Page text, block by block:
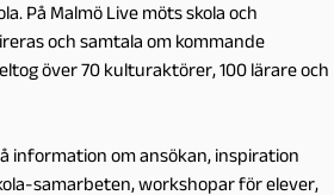
På Malmö Live möts skola och
och samtala om kommande
över 70 kulturaktörer, 100 lärare och
information om ansökan, inspiration
samarbeten, workshopar för elever,